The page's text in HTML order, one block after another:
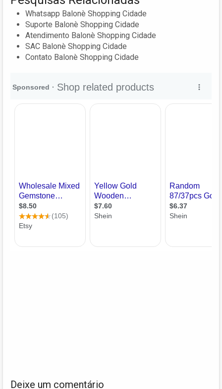
Whatsapp Balonè Shopping Cidade
Suporte Balonè Shopping Cidade
Atendimento Balonè Shopping Cidade
SAC Balonè Shopping Cidade
Contato Balonè Shopping Cidade
Deixe um comentário